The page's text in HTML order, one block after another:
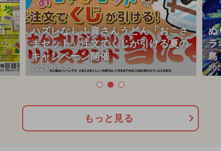
ハズレなし！資さんうどん「おこさ
まセット」注文でくじが引ける夏の
キャンペーン開催
2026-07-23
ぬ
ラ
島
もっと見る